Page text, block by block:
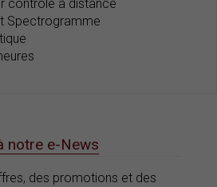
contrôle à distance
Spectrogramme
notre e-News
des promotions et des